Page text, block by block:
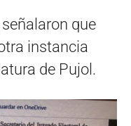
que
instancia
de Pujol.